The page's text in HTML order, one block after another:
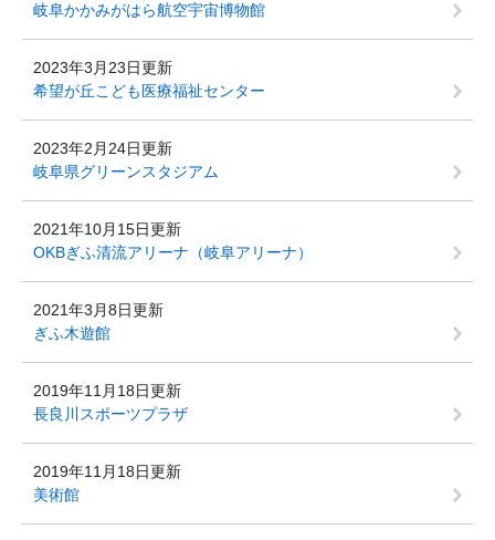
岐阜かかみがはら航空宇宙博物館
2023年3月23日更新
希望が丘こども医療福祉センター
2023年2月24日更新
岐阜県グリーンスタジアム
2021年10月15日更新
OKBぎふ清流アリーナ（岐阜アリーナ）
2021年3月8日更新
ぎふ木遊館
2019年11月18日更新
長良川スポーツプラザ
2019年11月18日更新
美術館